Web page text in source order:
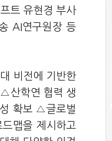
트 유현경 부사
AI연구원장 등
비전에 기반한
산학연 협력 생
확보 △글로벌
맵을 제시하고